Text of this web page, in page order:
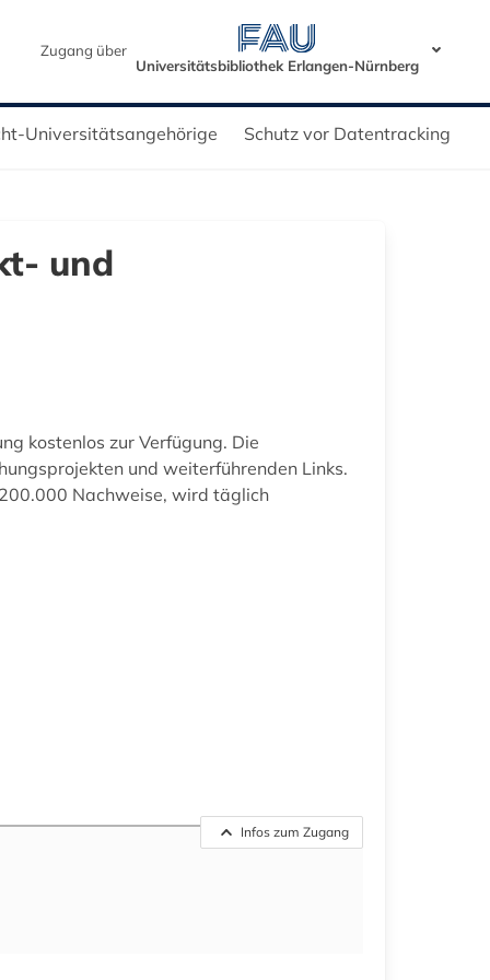
Zugang über
Universitätsbibliothek Erlangen-Nürnberg
Universitätsangehörige Schutz vor Datentracking
und
kostenlos zur Verfügung. Die
und weiterführenden Links.
Nachweise, wird täglich
Infos zum Zugang